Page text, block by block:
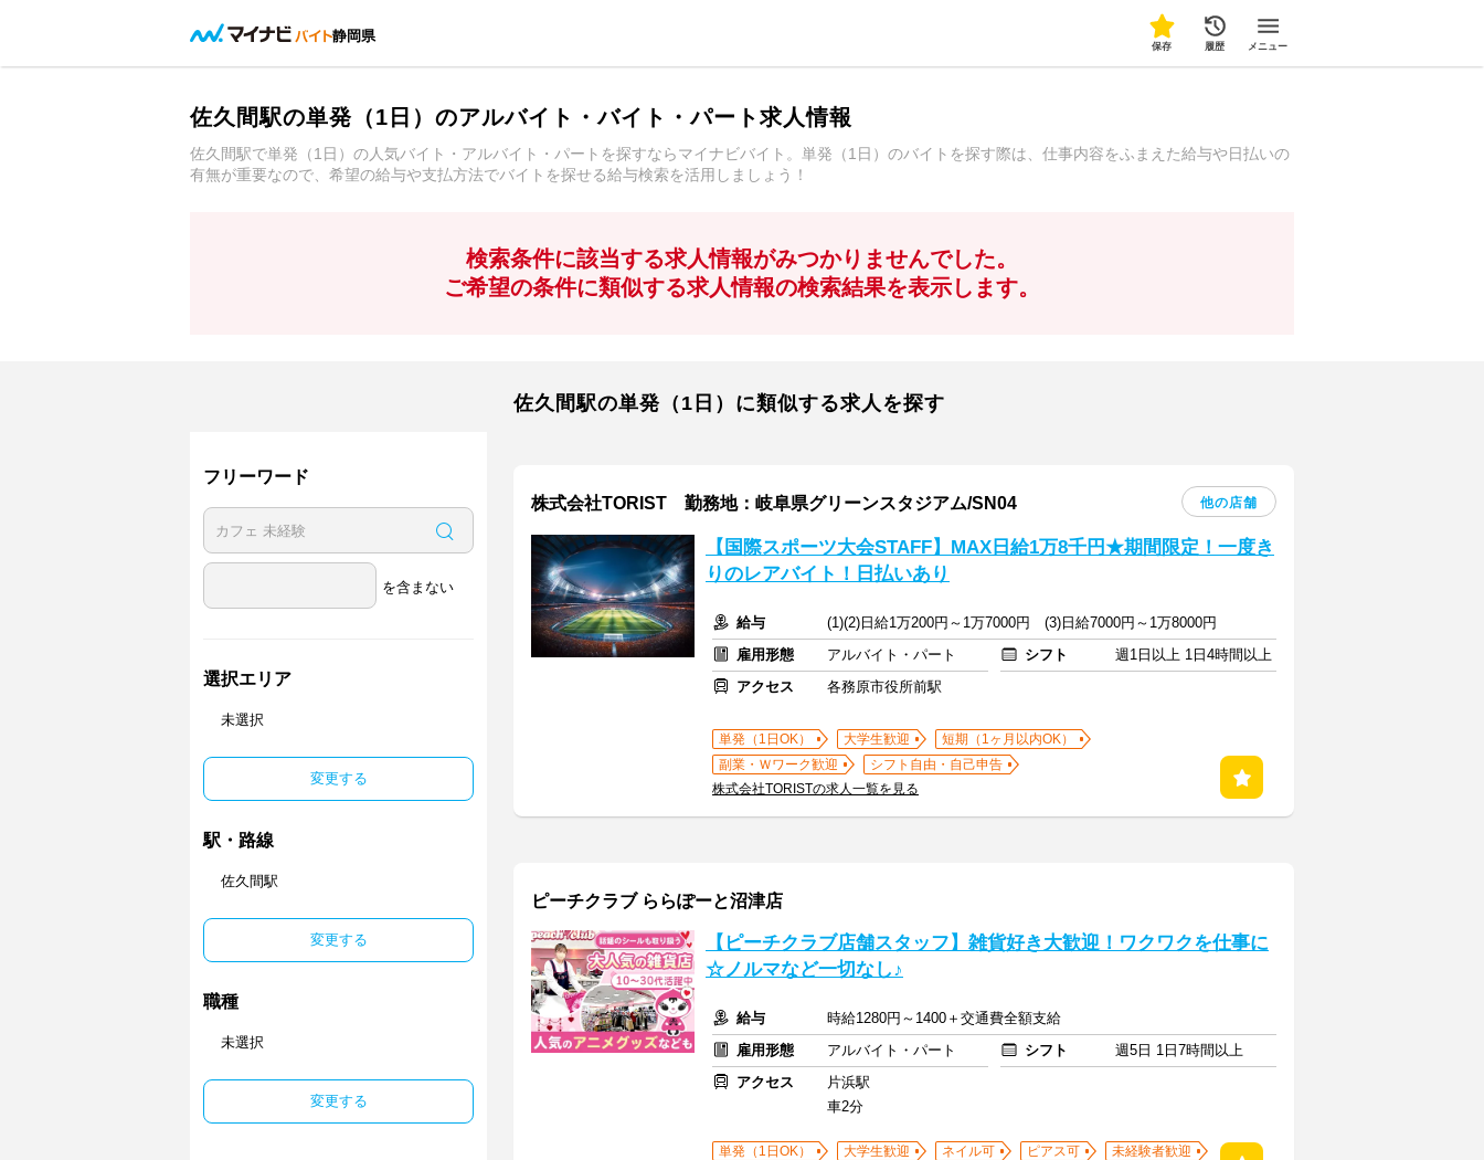
静岡県
保存 履歴 メニュー
佐久間駅の単発（1日）のアルバイト・バイト・パート求人情報
佐久間駅で単発（1日）の人気バイト・アルバイト・パートを探すならマイナビバイト。単発（1日）のバイトを探す際は、仕事内容をふまえた給与や日払いの
有無が重要なので、希望の給与や支払方法でバイトを探せる給与検索を活用しましょう！
検索条件に該当する求人情報がみつかりませんでした。
ご希望の条件に類似する求人情報の検索結果を表示します。
フリーワード
を含まない
選択エリア
未選択
変更する
駅・路線
佐久間駅
変更する
職種
未選択
変更する
佐久間駅の単発（1日）に類似する求人を探す
株式会社TORIST 勤務地：岐阜県グリーンスタジアム/SN04 他の店舗
【国際スポーツ大会STAFF】MAX日給1万8千円★期間限定！一度き
りのレアバイト！日払いあり
給与
(1)(2)日給1万200円～1万7000円 (3)日給7000円～1万8000円
雇用形態
アルバイト・パート シフト
週1日以上 1日4時間以上
アクセス
各務原市役所前駅
単発（1日OK） 大学生歓迎
短期（1ヶ月以内OK）
副業・Ｗワーク歓迎
シフト自由・自己申告
株式会社TORISTの求人一覧を見る
ピーチクラブ ららぽーと沼津店
【ピーチクラブ店舗スタッフ】雑貨好き大歓迎！ワクワクを仕事に
☆ノルマなど一切なし♪
給与
時給1280円～1400＋交通費全額支給
雇用形態
アルバイト・パート シフト
週5日 1日7時間以上
アクセス
片浜駅
車2分
単発（1日OK） 大学生歓迎 ネイル可 ピアス可
未経験者歓迎